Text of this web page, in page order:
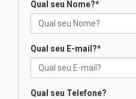
Qual seu Nome?*
Qual seu E-mail?*
Qual seu Telefone?